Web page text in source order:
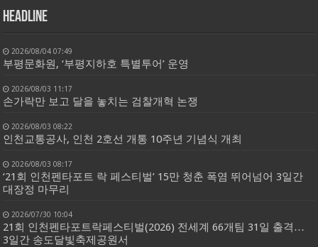
HEADLINE
2026/08/04 07:49
부평문화원, ‘부평지하호 특별투어’ 운영
2026/08/03 11:17
손가락만 보고 달을 놓치는 검찰개혁 논쟁
2026/08/03 08:22
인천교통공사, 인천 2호선 개통 10주년 기념식 개최
2026/08/03 08:17
‘21회 인천펜타포트 락 페스티벌’ 15만 청춘 폭염 뛰어넘어 3일간
대장정 마무리
2026/07/30 10:04
21회 인천펜타포트락페스티벌(2026) 전세계 66개팀 31일 출격…
3일간 송도달빛축제공원서